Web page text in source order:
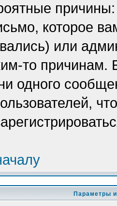
которое
или
то
одного
Параметры